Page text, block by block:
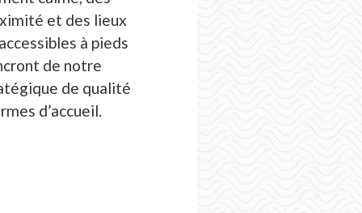
et des lieux
à pieds
de notre
de qualité
d’accueil.